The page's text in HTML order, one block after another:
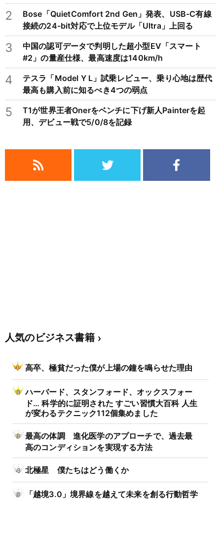
2
Bose「QuietComfort 2nd Gen」発表、USB-C有線
接続の24-bit対応で上位モデル「Ultra」上回る
3
中国の認可データで判明した超小型EV「スマート
#2」の量産仕様、最高速度は140km/h
4
テスラ「Model Y L」試乗レビュー、乗り心地は歴代
最高も購入前に知るべき4つの弱点
5
T1が世界王者Onerをベンチに下げ新人Painterを起
用、デビュー戦で5/0/8を記録
人気のビジネス書籍
高卒、極貧だった僕が上場の鐘を鳴らせた理由
ハーバード、スタンフォード、オックスフォー
ド… 科学的に証明された すごい習慣大百科 人生
が変わるテクニック112個集めました
最高の体調 進化医学のアプローチで、過去最
高のコンディションを実現する方法
北極星 僕たちはどう働くか
「越境3.0」境界線を越えて未来を創る行動哲学